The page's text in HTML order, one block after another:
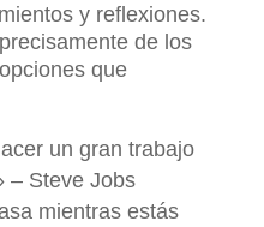
y reflexiones.
de los
que
un gran trabajo
– Steve Jobs
mientras estás